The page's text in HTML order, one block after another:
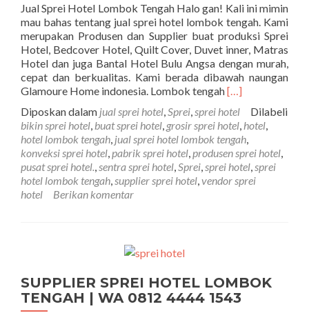
Jual Sprei Hotel Lombok Tengah Halo gan! Kali ini mimin
mau bahas tentang jual sprei hotel lombok tengah. Kami
merupakan Produsen dan Supplier buat produksi Sprei
Hotel, Bedcover Hotel, Quilt Cover, Duvet inner, Matras
Hotel dan juga Bantal Hotel Bulu Angsa dengan murah,
cepat dan berkualitas. Kami berada dibawah naungan
Glamoure Home indonesia. Lombok tengahSelengkapnya
[…]
Diposkan dalam jual sprei hotel Sprei sprei hotel
Dilabeli
bikin sprei hotel buat sprei hotel grosir sprei hotel hotel
hotel lombok tengah jual sprei hotel lombok tengah
konveksi sprei hotel pabrik sprei hotel produsen sprei hotel
pusat sprei hotel. sentra sprei hotel Sprei sprei hotel sprei
hotel lombok tengah supplier sprei hotel vendor sprei
hotel
Berikan komentar
SUPPLIER SPREI HOTEL LOMBOK
TENGAH | WA 0812 4444 1543